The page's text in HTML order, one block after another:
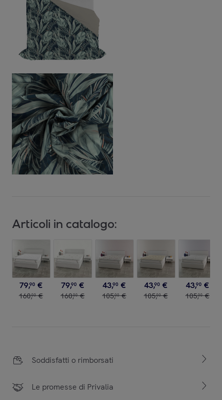
Articoli in catalogo:
79,90 €
160,00 €
79,90 €
160,00 €
43,90 €
105,00 €
43,90 €
105,00 €
43,90 €
105,00 €
Soddisfatti o rimborsati
Le promesse di Privalia